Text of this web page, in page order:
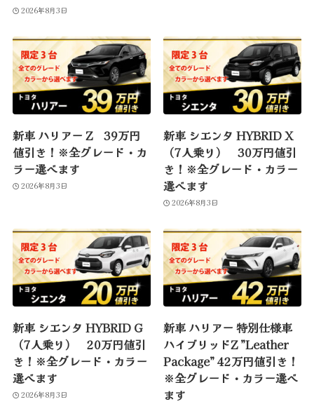
2026年8月3日
新車 ハリアー Z 39万円
値引き！※全グレード・カ
ラー選べます
2026年8月3日
新車 シエンタ HYBRID X
（7人乗り） 30万円値引
き！※全グレード・カラー
選べます
2026年8月3日
新車 シエンタ HYBRID G
（7人乗り） 20万円値引
き！※全グレード・カラー
選べます
2026年8月3日
新車 ハリアー 特別仕様車
ハイブリッドZ ”Leather
Package” 42万円値引き！
※全グレード・カラー選べ
ます